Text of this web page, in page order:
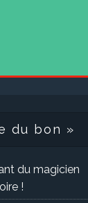
du bon »
du magicien
!